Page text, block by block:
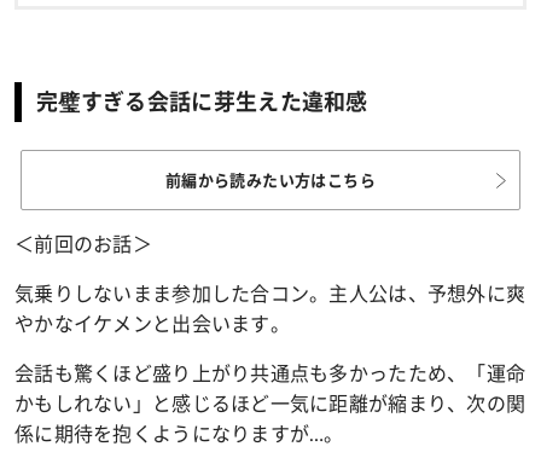
完璧すぎる会話に芽生えた違和感
前編から読みたい方はこちら
＜前回のお話＞
気乗りしないまま参加した合コン。主人公は、予想外に爽
やかなイケメンと出会います。
会話も驚くほど盛り上がり共通点も多かったため、「運命
かもしれない」と感じるほど一気に距離が縮まり、次の関
係に期待を抱くようになりますが…。